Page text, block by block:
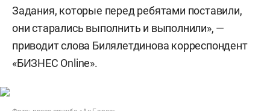
Задания, которые перед ребятами поставили,
они старались выполнить и выполнили», —
приводит слова Билялетдинова корреспондент
«БИЗНЕС Online».